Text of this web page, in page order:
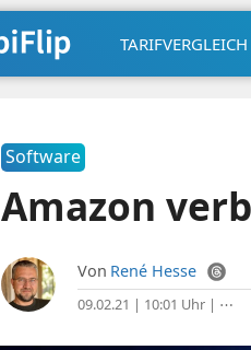
TARIFVERGLEICH
Software
Amazon
Von René Hesse
09.02.21 | 10:01 Uhr| ⋯